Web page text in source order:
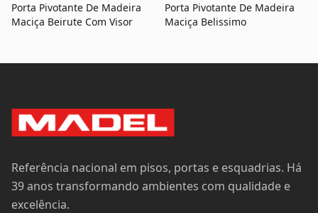
Porta Pivotante De Madeira
Maciça Beirute Com Visor
Porta Pivotante De Madeira
Maciça Belissimo
Referência nacional em pisos, portas e esquadrias. Há
39 anos transformando ambientes com qualidade e
excelência.